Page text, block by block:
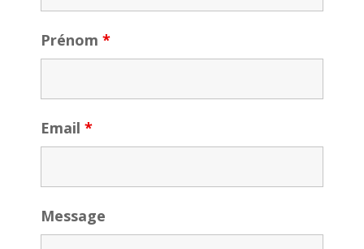
Prénom *
Email *
Message